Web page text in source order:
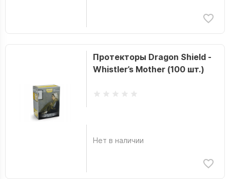
Протекторы Dragon Shield -
Whistler’s Mother (100 шт.)
Нет в наличии